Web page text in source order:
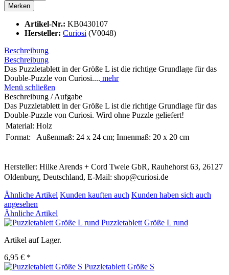
Merken
Artikel-Nr.: KB0430107
Hersteller: Curiosi (V0048)
Beschreibung
Beschreibung
Das Puzzletablett in der Größe L ist die richtige Grundlage für das
Double-Puzzle von Curiosi.... mehr
Menü schließen
Beschreibung / Aufgabe
Das Puzzletablett in der Größe L ist die richtige Grundlage für das
Double-Puzzle von Curiosi. Wird ohne Puzzle geliefert!
Material: Holz
Format:
Außenmaß: 24 x 24 cm; Innenmaß: 20 x 20 cm
Hersteller: Hilke Arends + Cord Twele GbR, Rauhehorst 63, 26127
Oldenburg, Deutschland, E-Mail: shop@curiosi.de
Ähnliche Artikel Kunden kauften auch Kunden haben sich auch
angesehen
Ähnliche Artikel
Puzzletablett Größe L rund
Artikel auf Lager.
6,95 € *
Puzzletablett Größe S